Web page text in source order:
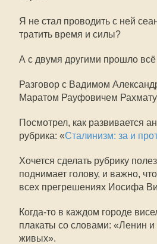
Я не стал проводить с ней
тратить время и силы?
А с двумя другими прошло всё
Разговор с Вадимом
Маратом Рауфовичем
Посмотрел, как развивается
рубрика: «Сталинизм: за и
Хочется сделать рубрику
поднимает голову, и важно,
всех прегрешениях Иосифа
Когда-то в каждом городе
плакаты со словами: «Ленин
живых».